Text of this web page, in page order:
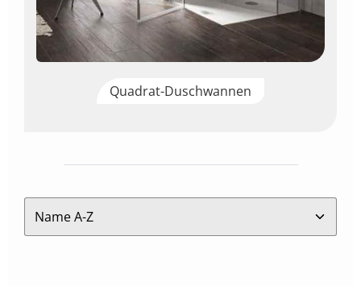
Quadrat-Duschwannen